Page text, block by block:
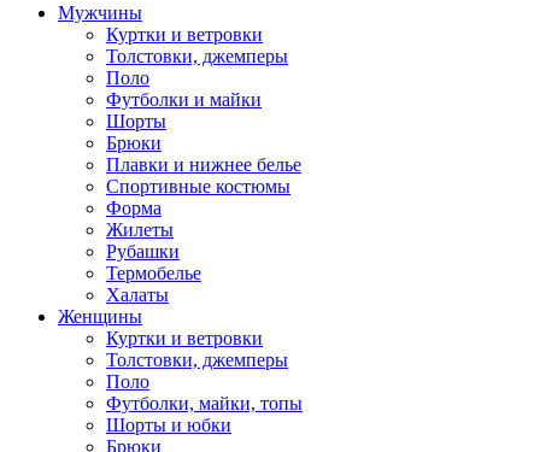
Мужчины
Куртки и ветровки
Толстовки, джемперы
Поло
Футболки и майки
Шорты
Брюки
Плавки и нижнее белье
Спортивные костюмы
Форма
Жилеты
Рубашки
Термобелье
Халаты
Женщины
Куртки и ветровки
Толстовки, джемперы
Поло
Футболки, майки, топы
Шорты и юбки
Брюки